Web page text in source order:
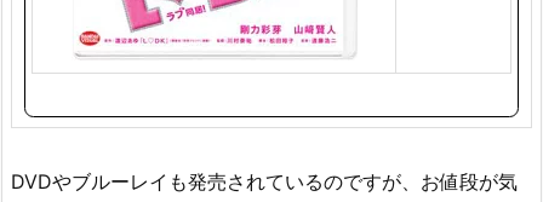
DVDやブルーレイも発売されているのですが、お値段が気